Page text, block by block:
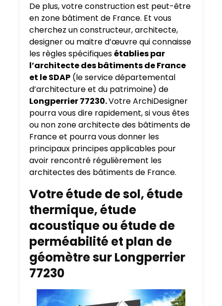
De plus, votre construction est peut-être
en zone bâtiment de France. Et vous
cherchez un constructeur, architecte,
designer ou maitre d’œuvre qui connaisse
les règles spécifiquesétablies par
l’architecte des bâtiments de France
et le SDAP (le service départemental
d’architecture et du patrimoine) de
Longperrier 77230.Votre ArchiDesigner
pourra vous dire rapidement, si vous êtes
ou non zone architecte des bâtiments de
France et pourra vous donner les
principaux principes applicables pour
avoir rencontré régulièrement les
architectes des bâtiments de France.
Votre étude de sol, étude
thermique, étude
acoustique ou étude de
perméabilité et plan de
géomètre sur Longperrier
77230